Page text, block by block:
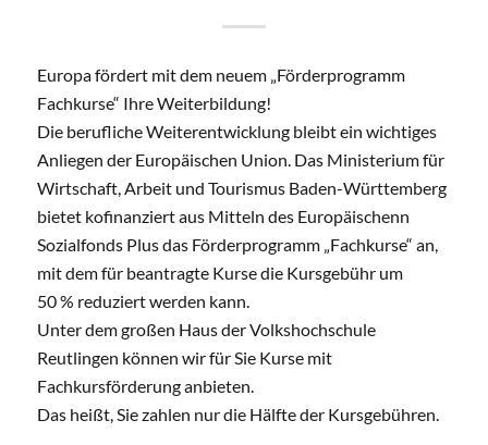
Europa fördert mit dem neuem „Förderprogramm
Fachkurse“ Ihre Weiterbildung!
Die berufliche Weiterentwicklung bleibt ein wichtiges
Anliegen der Europäischen Union. Das Ministerium für
Wirtschaft, Arbeit und Tourismus Baden-Württemberg
bietet kofinanziert aus Mitteln des Europäischenn
Sozialfonds Plus das Förderprogramm „Fachkurse“ an,
mit dem für beantragte Kurse die Kursgebühr um
50 % reduziert werden kann.
Unter dem großen Haus der Volkshochschule
Reutlingen können wir für Sie Kurse mit
Fachkursförderung anbieten.
Das heißt, Sie zahlen nur die Hälfte der Kursgebühren.